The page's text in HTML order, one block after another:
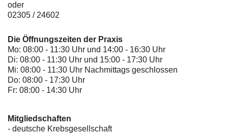
oder
02305 / 24602
Die Öffnungszeiten der Praxis
Mo: 08:00 - 11:30 Uhr und 14:00 - 16:30 Uhr
Di: 08:00 - 11:30 Uhr und 15:00 - 17:30 Uhr
Mi: 08:00 - 11:30 Uhr Nachmittags geschlossen
Do: 08:00 - 17:30 Uhr
Fr: 08:00 - 14:30 Uhr
Mitgliedschaften
- deutsche Krebsgesellschaft